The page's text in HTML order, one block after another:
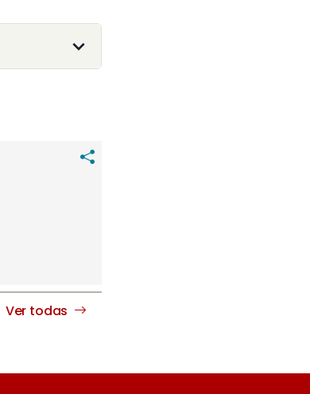
Ver todas